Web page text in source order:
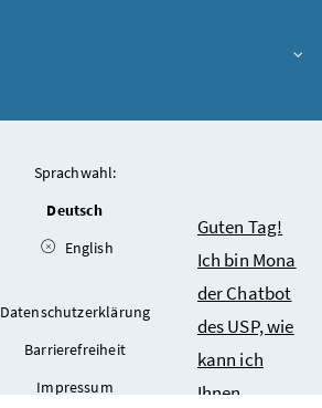
Sprachwahl:
Deutsch
English
Datenschutzerklärung
Barrierefreiheit
Impressum
Chatbot
Guten Tag!
Ich bin Mona
der Chatbot
des USP, wie
kann ich
Ihnen